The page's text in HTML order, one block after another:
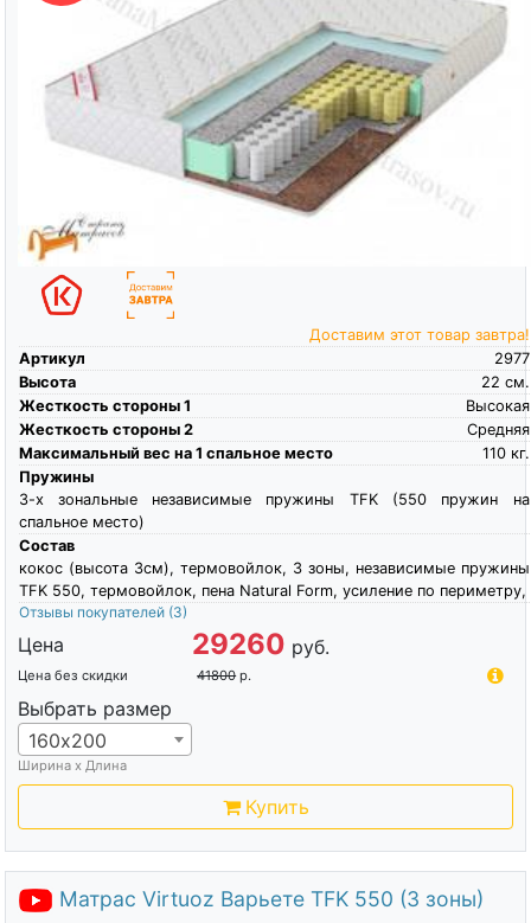
Доставим этот товар завтра!
Артикул
2977
Высота
см.
22
Жесткость стороны 1
Высокая
Жесткость стороны 2
Средняя
Максимальный вес на 1 спальное место
кг.
110
Пружины
3-х зональные независимые пружины TFK (550 пружин на
спальное место)
Состав
кокос (высота 3см), термовойлок, 3 зоны, независимые пружины
TFK 550, термовойлок, пена Natural Form, усиление по периметру,
Отзывы покупателей (3)
Цена 29260 руб.
Цена без скидки 41800 р.
Выбрать размер
160х200
Ширина х Длина
Купить
Матрас Virtuoz Варьете TFK 550 (3 зоны)